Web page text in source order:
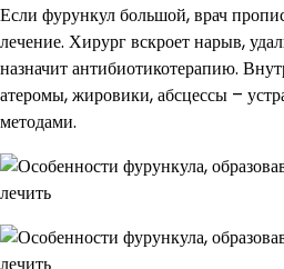
Если фурункул большой, врач
лечение. Хирург вскроет нарыв,
назначит антибиотикотерапию.
атеромы, жировики, абсцессы –
методами.